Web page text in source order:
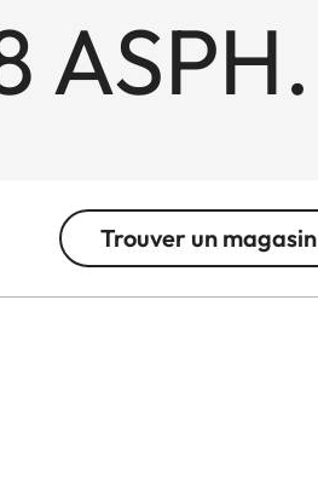
ASPH.
Trouver un magasin